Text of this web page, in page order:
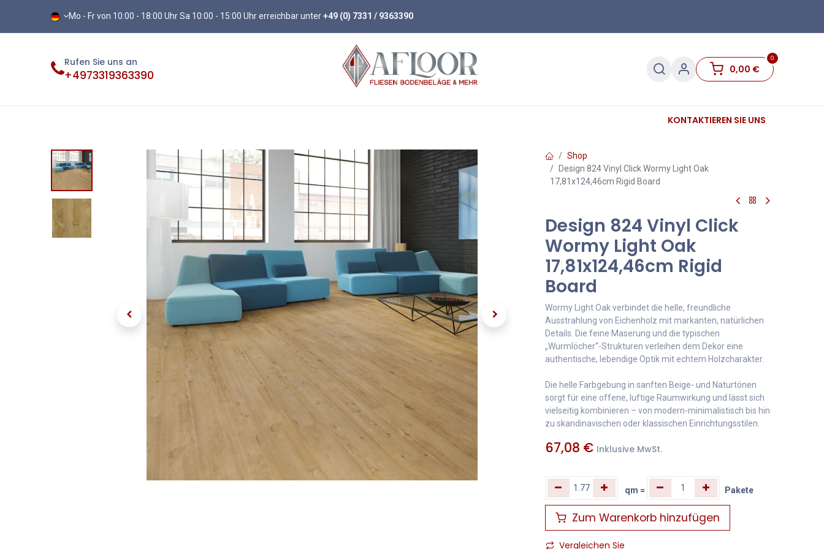
Mo - Fr von 10:00 - 18:00 Uhr Sa 10:00 - 15:00 Uhr erreichbar unter+49 (0) 7331 / 9363390
Rufen Sie uns an
+4973319363390
0
0,00 €
Sockelleisten Sale
KONTAKTIEREN SIE UNS
Shop
Design 824 Vinyl Click Wormy Light Oak
17,81x124,46cm Rigid Board
Design 824 Vinyl Click
Wormy Light Oak
17,81x124,46cm Rigid
Board
Wormy Light Oak verbindet die helle, freundliche
Ausstrahlung von Eichenholz mit markanten, natürlichen
Details. Die feine Maserung und die typischen
„Wurmlöcher“-Strukturen verleihen dem Dekor eine
authentische, lebendige Optik mit echtem Holzcharakter.
Die helle Farbgebung in sanften Beige- und Naturtönen
sorgt für eine offene, luftige Raumwirkung und lässt sich
vielseitig kombinieren – von modern-minimalistisch bis hin
zu skandinavischen oder klassischen Einrichtungsstilen.
67,08 € Inklusive MwSt.
qm = Pakete
Zum Warenkorb hinzufügen
Vergleichen Sie